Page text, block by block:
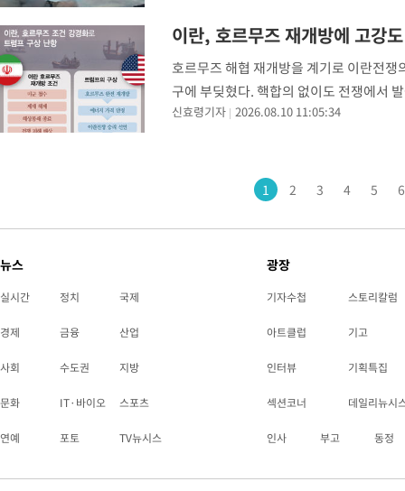
이란, 호르무즈 재개방에 고강
호르무즈 해협 재개방을 계기로 이란전
구에 부딪혔다. 핵합의 없이도 전쟁에서
미국의 출구전략에 차질이 불가피하다는
신효령기자 2026.08.10 11:05:34
1 2 3 4 5 6
뉴스
실시간 정치 국제
경제 금융 산업
사회 수도권 지방
문화 IT·바이오 스포츠
연예 포토 TV뉴시스
광장
기자수첩 스토리칼럼
아트클럽 기고
인터뷰 기획특집
섹션코너 데일리뉴시
인사 부고 동정